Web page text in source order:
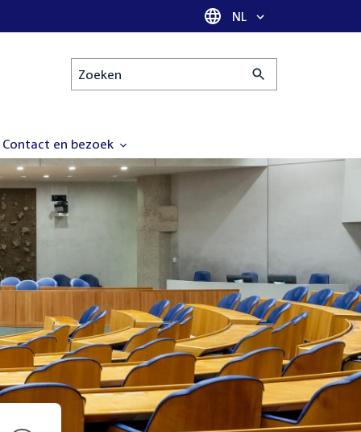
Taal selectie
NL
Zoeken
Contact en bezoek